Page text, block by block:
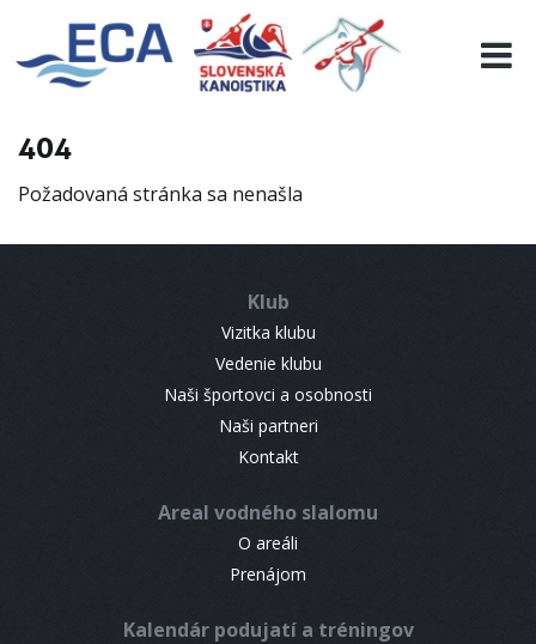
404
Požadovaná stránka sa nenašla
Klub
Vizitka klubu
Vedenie klubu
Naši športovci a osobnosti
Naši partneri
Kontakt
Areal vodného slalomu
O areáli
Prenájom
Kalendár podujatí a tréningov
EURO 19
INFO
RESULTS
CONTACT